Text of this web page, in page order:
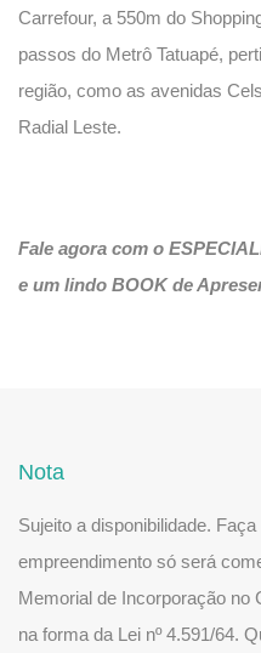
Carrefour, a 550m do
passos do Metrô Tatuapé,
região, como as avenidas
Radial Leste.
Fale agora com o
e um lindo BOOK de
Nota
Sujeito a disponibilidade.
empreendimento só será
Memorial de Incorporação no
na forma da Lei nº 4.591/64.